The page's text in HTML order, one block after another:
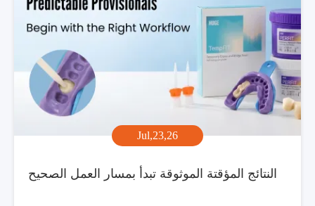
Jul,23,26
النتائج المؤقتة الموثوقة تبدأ بمسار العمل الصحيح